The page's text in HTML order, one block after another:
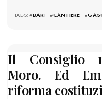
TAGS: #BARI #CANTIERE #
Il Consiglio
Moro. Ed
riforma